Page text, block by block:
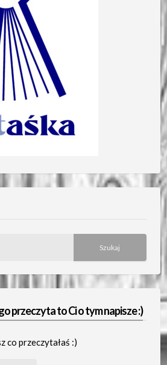
przeczyta to Ci o tym napisze :)
co przeczytałaś :)